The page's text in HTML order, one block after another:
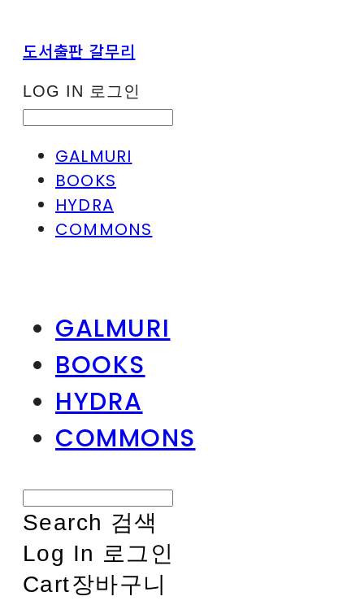
도서출판 갈무리
LOG IN 로그인
GALMURI
BOOKS
HYDRA
COMMONS
GALMURI
BOOKS
HYDRA
COMMONS
Search 검색
Log In 로그인
Cart장바구니